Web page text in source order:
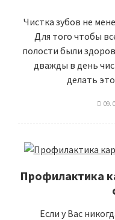
Чистка зубов не
Для того чтобы
полости были
дважды в день
делать
09.
Профилактика
Если у Вас